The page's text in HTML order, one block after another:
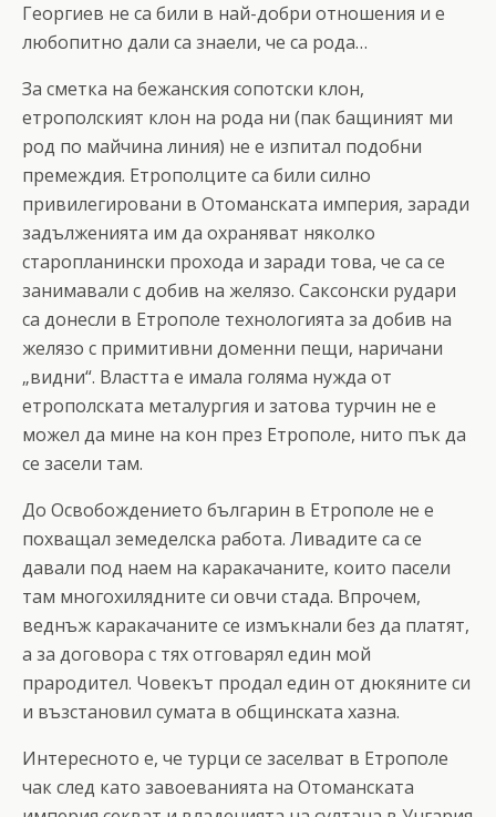
Георгиев не са били в най-добри отношения и е
любопитно дали са знаели, че са рода…
За сметка на бежанския сопотски клон,
етрополският клон на рода ни (пак бащиният ми
род по майчина линия) не е изпитал подобни
премеждия. Етрополците са били силно
привилегировани в Отоманската империя, заради
задълженията им да охраняват няколко
старопланински прохода и заради това, че са се
занимавали с добив на желязо. Саксонски рудари
са донесли в Етрополе технологията за добив на
желязо с примитивни доменни пещи, наричани
„видни“. Властта е имала голяма нужда от
етрополската металургия и затова турчин не е
можел да мине на кон през Етрополе, нито пък да
се засели там.
До Освобождението българин в Етрополе не е
похващал земеделска работа. Ливадите са се
давали под наем на каракачаните, които пасели
там многохилядните си овчи стада. Впрочем,
веднъж каракачаните се измъкнали без да платят,
а за договора с тях отговарял един мой
прародител. Човекът продал един от дюкяните си
и възстановил сумата в общинската хазна.
Интересното е, че турци се заселват в Етрополе
чак след като завоеванията на Отоманската